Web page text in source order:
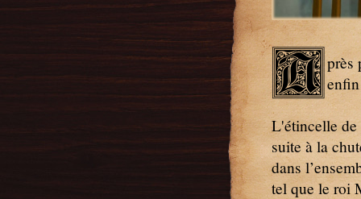
Après
L'étincelle de
suite à la
dans
tel que le roi